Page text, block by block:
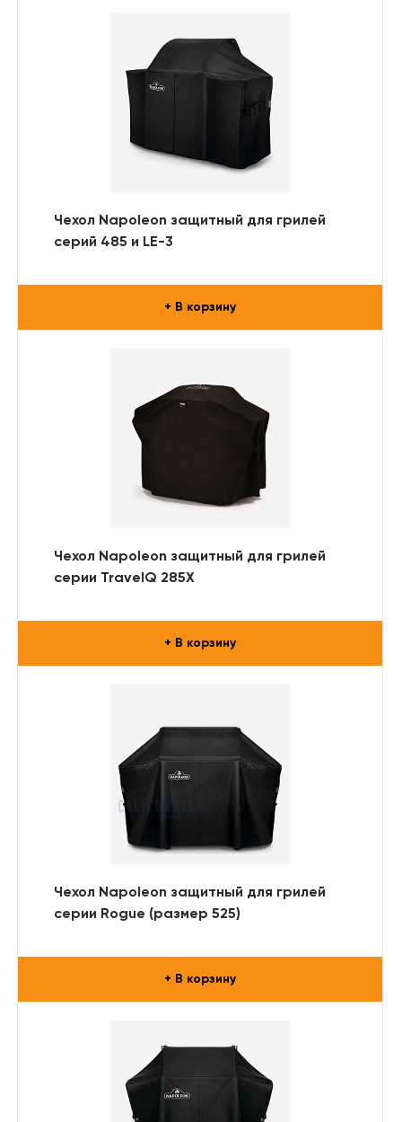
Чехол Napoleon защитный для грилей
серий 485 и LE-3
+ В корзину
Чехол Napoleon защитный для грилей
серии TravelQ 285X
+ В корзину
Чехол Napoleon защитный для грилей
серии Rogue (размер 525)
+ В корзину